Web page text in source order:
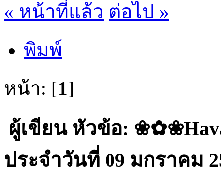
« หน้าที่แล้ว ต่อไป »
พิมพ์
หน้า: [1]
ผู้เขียนหัวข้อ:
ประจำวันที่ 09 มกราคม